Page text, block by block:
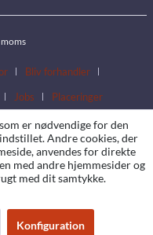
Bliv forhandler
Jobs Placeringer
er nødvendige for den
Andre cookies, der
anvendes for direkte
med andre hjemmesider og
med dit samtykke.
Konfiguration